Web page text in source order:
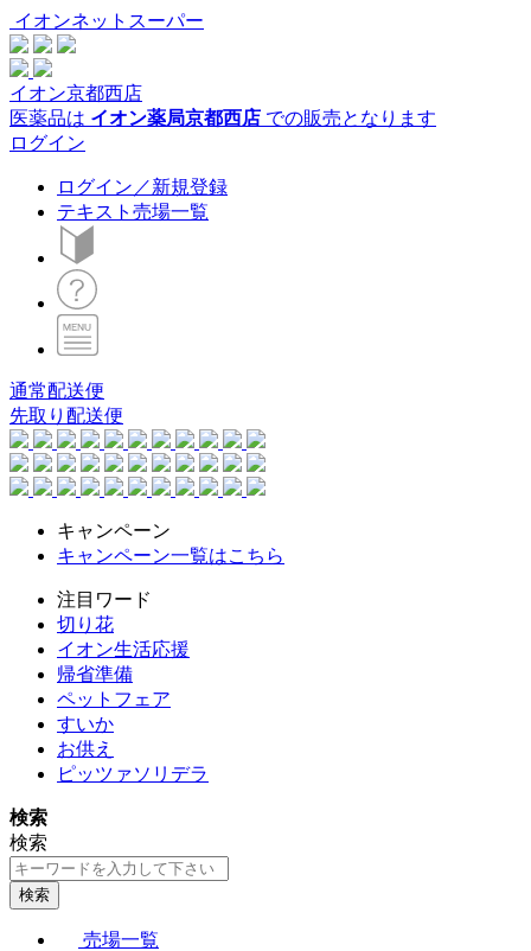
イオンネットスーパー
イオン京都西店
医薬品は イオン薬局京都西店 での販売となります
ログイン
ログイン／新規登録
テキスト売場一覧
通常配送便
先取り配送便
キャンペーン
キャンペーン一覧はこちら
注目ワード
切り花
イオン生活応援
帰省準備
ペットフェア
すいか
お供え
ピッツァソリデラ
検索
検索
検索
売場一覧